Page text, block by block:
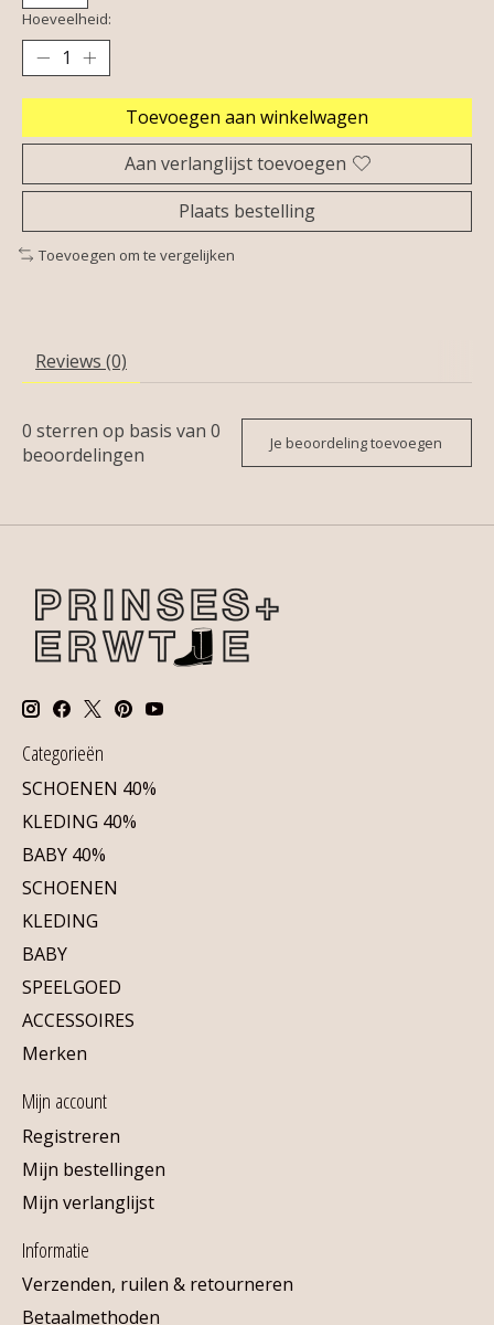
Hoeveelheid:
Toevoegen aan winkelwagen
Aan verlanglijst toevoegen
Plaats bestelling
Toevoegen om te vergelijken
Reviews (0)
0 sterren op basis van 0
beoordelingen
Je beoordeling toevoegen
Categorieën
SCHOENEN 40%
KLEDING 40%
BABY 40%
SCHOENEN
KLEDING
BABY
SPEELGOED
ACCESSOIRES
Merken
Mijn account
Registreren
Mijn bestellingen
Mijn verlanglijst
Informatie
Verzenden, ruilen & retourneren
Betaalmethoden